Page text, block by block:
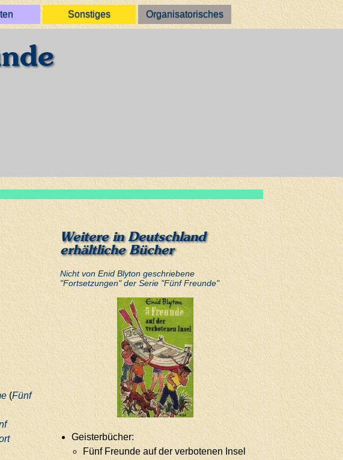
Sonstiges Organisatorisches
(Fünf
Weitere in Deutschland
erhältliche Bücher
Nicht von Enid Blyton geschriebene
"Fortsetzungen" der Serie "Fünf Freunde"
Geisterbücher:
Fünf Freunde auf der verbotenen Insel